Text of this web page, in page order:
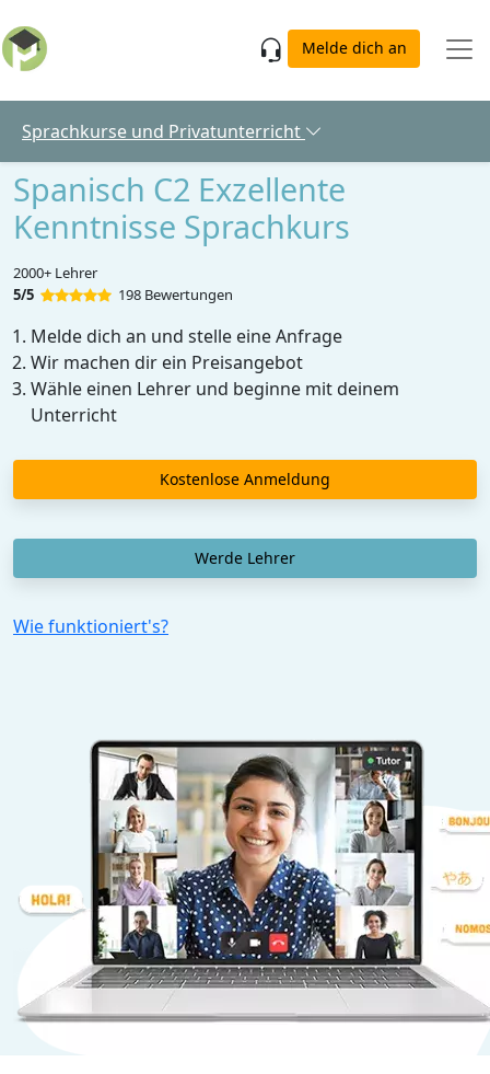
Melde dich an
Sprachkurse und Privatunterricht
Spanisch C2 Exzellente
Kenntnisse Sprachkurs
2000+ Lehrer
5/5
198 Bewertungen
Melde dich an und stelle eine Anfrage
Wir machen dir ein Preisangebot
Wähle einen Lehrer und beginne mit deinem
Unterricht
Kostenlose Anmeldung
Werde Lehrer
Wie funktioniert's?